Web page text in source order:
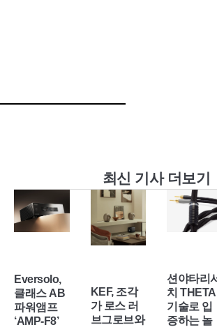
최신 기사 더보기
Eversolo,
클래스 AB
파워앰프
‘AMP-F8’
KEF, 조각
가 로스 러
브그로브와
션야타리
치
기술로 입
증하는 놀